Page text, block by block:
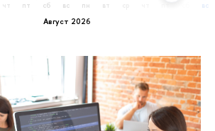
чт пт
Август 2026
сб вс пн вт вс